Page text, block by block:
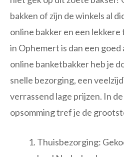
bakken of zijn de winkels al
online bakker en een
in Ophemert is dan een
online banketbakker heb je
snelle bezorging, een
verrassend lage prijzen. In
opsomming tref je de
Thuisbezorging: